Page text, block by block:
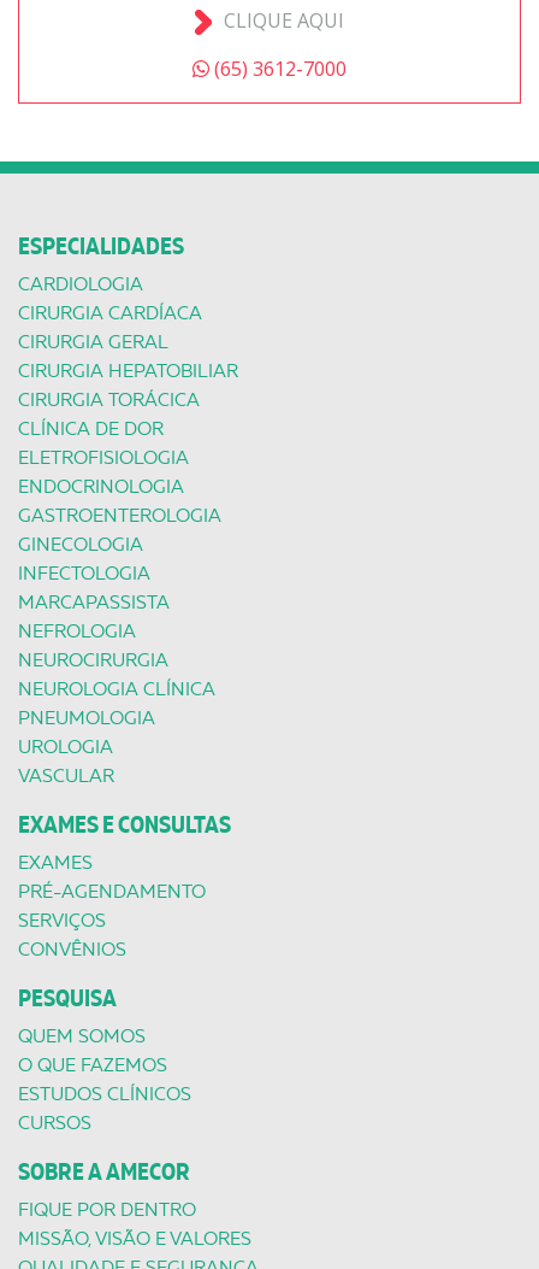
CLIQUE AQUI
(65) 3612-7000
ESPECIALIDADES
CARDIOLOGIA
CIRURGIA CARDÍACA
CIRURGIA GERAL
CIRURGIA HEPATOBILIAR
CIRURGIA TORÁCICA
CLÍNICA DE DOR
ELETROFISIOLOGIA
ENDOCRINOLOGIA
GASTROENTEROLOGIA
GINECOLOGIA
INFECTOLOGIA
MARCAPASSISTA
NEFROLOGIA
NEUROCIRURGIA
NEUROLOGIA CLÍNICA
PNEUMOLOGIA
UROLOGIA
VASCULAR
EXAMES E CONSULTAS
EXAMES
PRÉ-AGENDAMENTO
SERVIÇOS
CONVÊNIOS
PESQUISA
QUEM SOMOS
O QUE FAZEMOS
ESTUDOS CLÍNICOS
CURSOS
SOBRE A AMECOR
FIQUE POR DENTRO
MISSÃO, VISÃO E VALORES